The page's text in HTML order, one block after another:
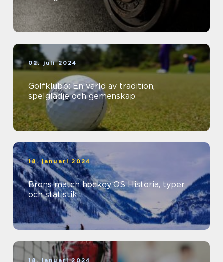
02. juli 2024
Golfklubb: En värld av tradition,
spelglädje och gemenskap
18. januari 2024
Brons match hockey OS Historia, typer
och statistik
18. januari 2024